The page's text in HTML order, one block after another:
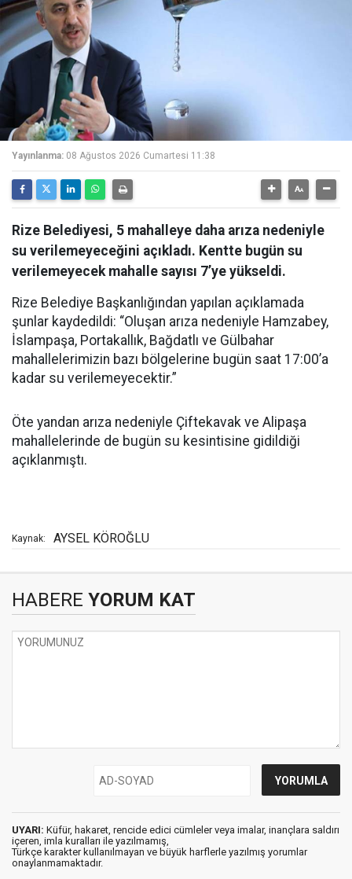
Yayınlanma: 08 Ağustos 2026 Cumartesi 11:38
Rize Belediyesi, 5 mahalleye daha arıza nedeniyle
su verilemeyeceğini açıkladı. Kentte bugün su
verilemeyecek mahalle sayısı 7’ye yükseldi.
Rize Belediye Başkanlığından yapılan açıklamada
şunlar kaydedildi: “Oluşan arıza nedeniyle Hamzabey,
İslampaşa, Portakallık, Bağdatlı ve Gülbahar
mahallelerimizin bazı bölgelerine bugün saat 17:00’a
kadar su verilemeyecektir.”
Öte yandan arıza nedeniyle Çiftekavak ve Alipaşa
mahallelerinde de bugün su kesintisine gidildiği
açıklanmıştı.
Kaynak: AYSEL KÖROĞLU
HABERE YORUM KAT
UYARI: Küfür, hakaret, rencide edici cümleler veya imalar, inançlara saldırı
içeren, imla kuralları ile yazılmamış,
Türkçe karakter kullanılmayan ve büyük harflerle yazılmış yorumlar
onaylanmamaktadır.